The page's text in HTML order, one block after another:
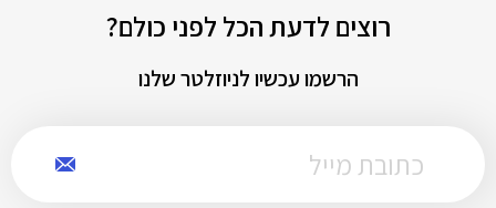
רוצים לדעת הכל לפני כולם?
הרשמו עכשיו לניוזלטר שלנו